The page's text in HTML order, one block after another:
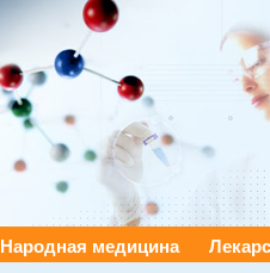
Народная медицина